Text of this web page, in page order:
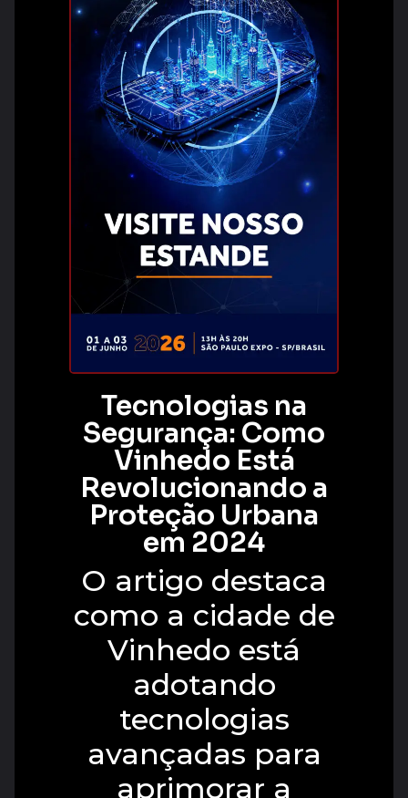
Tecnologias na
Segurança: Como
Vinhedo Está
Revolucionando a
Proteção Urbana
em 2024
O artigo destaca
como a cidade de
Vinhedo está
adotando
tecnologias
avançadas para
aprimorar a